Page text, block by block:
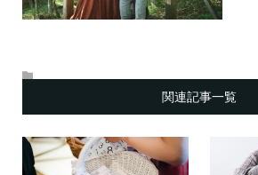
関連記事一覧